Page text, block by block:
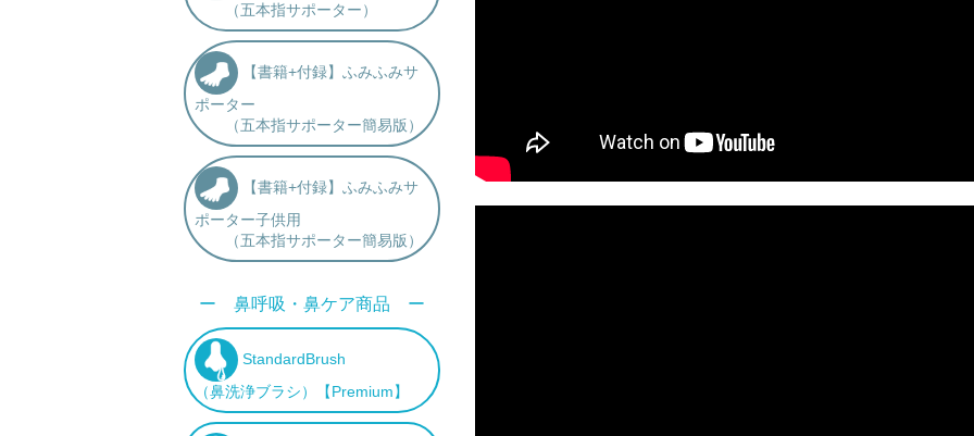
（五本指サポーター）
【書籍+付録】ふみふみサ
ポーター
（五本指サポーター簡易版）
【書籍+付録】ふみふみサ
ポーター子供用
（五本指サポーター簡易版）
ー 鼻呼吸・鼻ケア商品 ー
StandardBrush
（鼻洗浄ブラシ）【Premium】